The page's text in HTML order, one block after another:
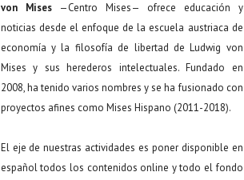
von Mises—Centro Mises— ofrece educación y
noticias desde el enfoque de la escuela austriaca de
economía y la filosofía de libertad de Ludwig von
Mises y sus herederos intelectuales. Fundado en
2008, ha tenido varios nombres y se ha fusionado con
proyectos afines como Mises Hispano (2011-2018).
El eje de nuestras actividades es poner disponible en
español todos los contenidos online y todo el fondo